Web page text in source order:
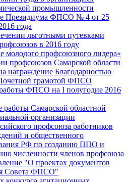
промышленности
Президиума ФПСО № 4 от 25
года
льготными путевками
в 2016 году
молодого профсоюзного лидера»
профсоюзов Самарской области
награждение Благодарностью
грамотой ФПСО
ФПСО на I полугодие 2016
Самарской областной
организации
профсоюза работников
и общественного
РФ по созданию ППО и
численности членов профсоюза
"О проектах документов
Совета ФПСО"